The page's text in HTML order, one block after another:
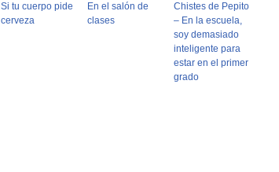
Si tu cuerpo pide
cerveza
En el salón de
clases
Chistes de Pepito
– En la escuela,
soy demasiado
inteligente para
estar en el primer
grado